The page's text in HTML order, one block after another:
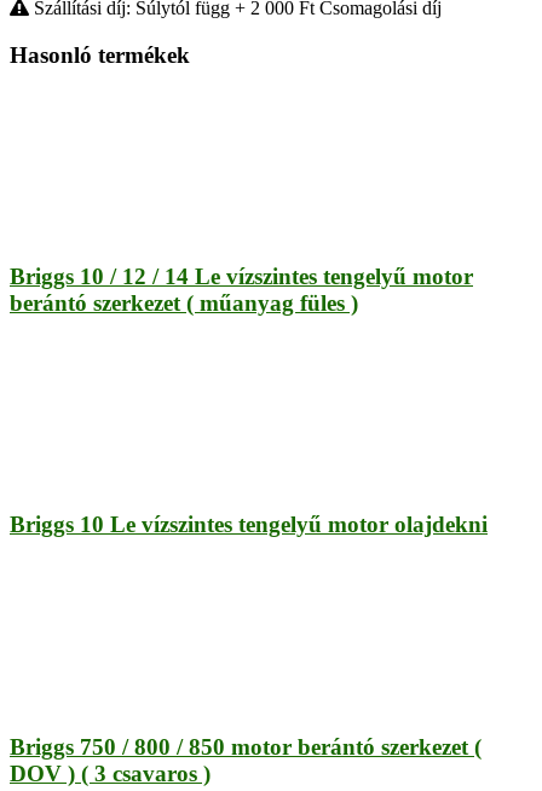
Szállítási díj: Súlytól függ + 2 000 Ft Csomagolási díj
Hasonló termékek
Briggs 10 / 12 / 14 Le vízszintes tengelyű motor
berántó szerkezet ( műanyag füles )
Briggs 10 Le vízszintes tengelyű motor olajdekni
Briggs 750 / 800 / 850 motor berántó szerkezet (
DOV ) ( 3 csavaros )